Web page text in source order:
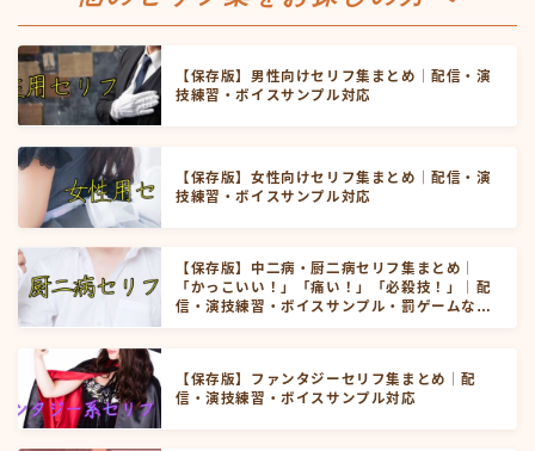
【保存版】男性向けセリフ集まとめ｜配信・演
技練習・ボイスサンプル対応
【保存版】女性向けセリフ集まとめ｜配信・演
技練習・ボイスサンプル対応
【保存版】中二病・厨二病セリフ集まとめ｜
「かっこいい！」「痛い！」「必殺技！」｜配
信・演技練習・ボイスサンプル・罰ゲームなど
【保存版】ファンタジーセリフ集まとめ｜配
信・演技練習・ボイスサンプル対応